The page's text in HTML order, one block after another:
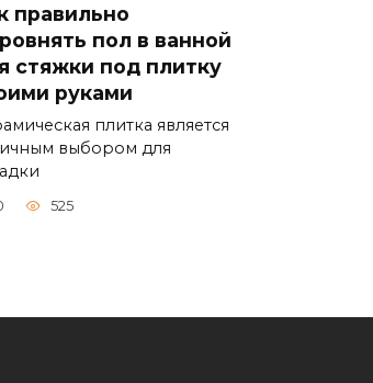
правильно
пол в ванной
стяжки под плитку
руками
плитка является
выбором для
525